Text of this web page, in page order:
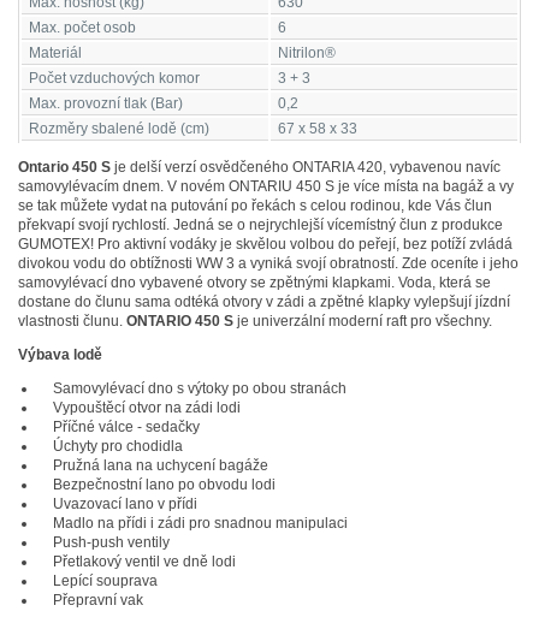
Max. počet osob
6
Materiál
Nitrilon®
Počet vzduchových komor
3 + 3
Max. provozní tlak (Bar)
0,2
Rozměry sbalené lodě (cm)
67 x 58 x 33
Ontario 450 S je delší verzí osvědčeného ONTARIA 420, vybavenou navíc
samovylévacím dnem. V novém ONTARIU 450 S je více místa na bagáž a vy
se tak můžete vydat na putování po řekách s celou rodinou, kde Vás člun
překvapí svojí rychlostí. Jedná se o nejrychlejší vícemístný člun z produkce
GUMOTEX! Pro aktivní vodáky je skvělou volbou do peřejí, bez potíží zvládá
divokou vodu do obtížnosti WW 3 a vyniká svojí obratností. Zde oceníte i jeho
samovylévací dno vybavené otvory se zpětnými klapkami. Voda, která se
dostane do člunu sama odtéká otvory v zádi a zpětné klapky vylepšují jízdní
vlastnosti člunu. ONTARIO 450 S je univerzální moderní raft pro všechny.
Výbava lodě
Samovylévací dno s výtoky po obou stranách
Vypouštěcí otvor na zádi lodi
Příčné válce - sedačky
Úchyty pro chodidla
Pružná lana na uchycení bagáže
Bezpečnostní lano po obvodu lodi
Uvazovací lano v přídi
Madlo na přídi i zádi pro snadnou manipulaci
Push-push ventily
Přetlakový ventil ve dně lodi
Lepící souprava
Přepravní vak